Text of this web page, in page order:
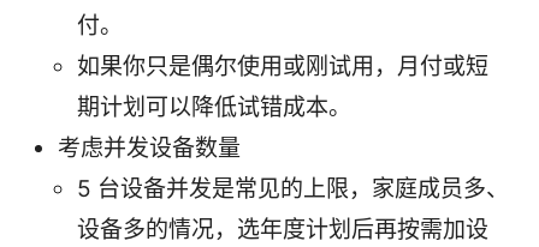
付。
如果你只是偶尔使用或刚试用，月付或短
期计划可以降低试错成本。
考虑并发设备数量
5 台设备并发是常见的上限，家庭成员多、
设备多的情况，选年度计划后再按需加设